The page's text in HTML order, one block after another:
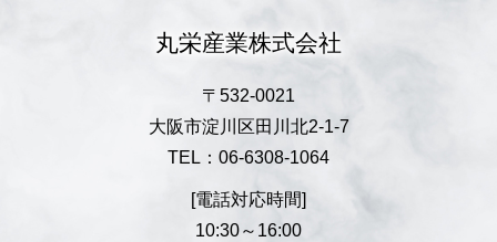
丸栄産業株式会社
〒532-0021
大阪市淀川区田川北2-1-7
TEL：06-6308-1064
[電話対応時間]
10:30～16:00